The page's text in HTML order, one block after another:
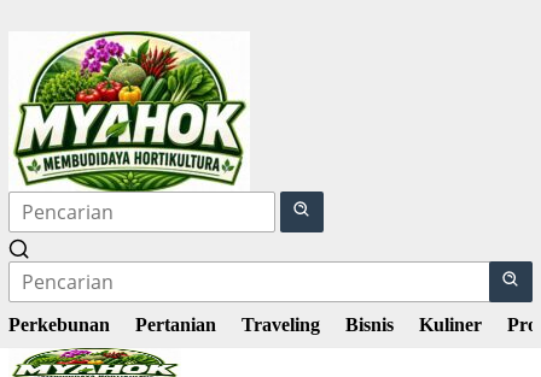
konten
Perkebunan Pertanian Traveling Bisnis Kuliner